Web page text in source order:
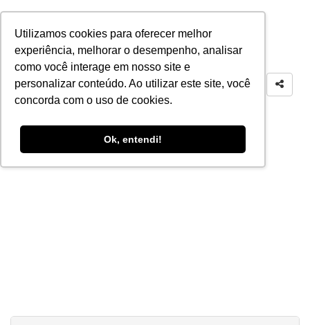
Utilizamos cookies para oferecer melhor
experiência, melhorar o desempenho, analisar
como você interage em nosso site e
personalizar conteúdo. Ao utilizar este site, você
concorda com o uso de cookies.
Ok, entendi!